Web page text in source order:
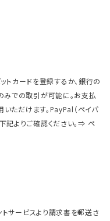
トカードを登録するか、銀行の
みでの取引が可能に。お支払
ただけます。PayPal（ペイパ
記よりご確認ください。⇒ ペ
サービスより請求書を郵送さ